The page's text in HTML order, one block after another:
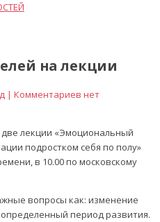
на лекции
| Комментариев нет
две лекции «Эмоциональный
подростком себя по полу»
в 10.00 по московскому
вопросы как: изменение
период развития.